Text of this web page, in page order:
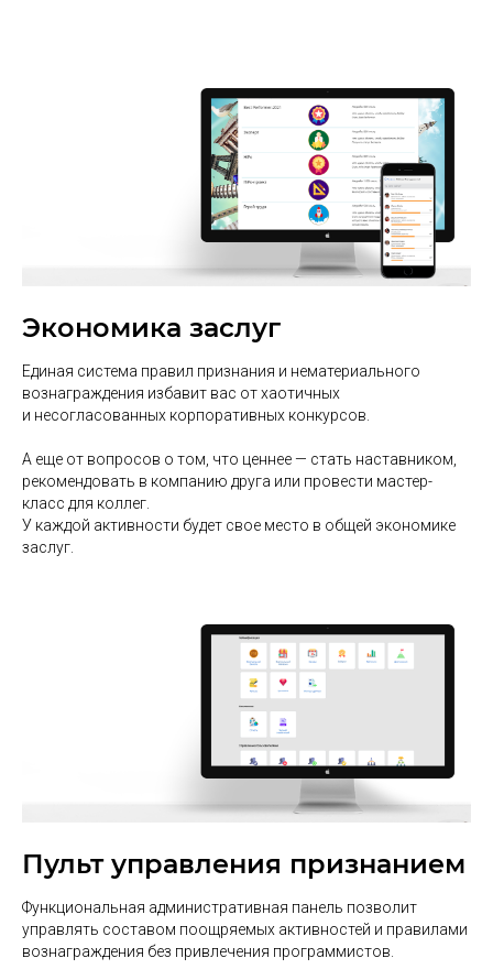
Экономика заслуг
Единая система правил признания и нематериального
вознаграждения избавит вас от хаотичных
и несогласованных корпоративных конкурсов.
А еще от вопросов о том, что ценнее — стать наставником,
рекомендовать в компанию друга или провести мастер-
класс для коллег.
У каждой активности будет свое место в общей экономике
заслуг.
Пульт управления признанием
Функциональная административная панель позволит
управлять составом поощряемых активностей и правилами
вознаграждения без привлечения программистов.